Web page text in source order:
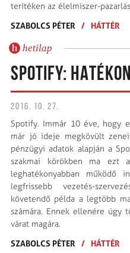
terítéken az élelmiszer-
SZABOLCS PÉTER
/ HÁTTÉR
hetilap
SPOTIFY:
2016. 10. 27.
Spotify. Immár 10 éve, hogy
már jó ideje megkövült
pénzügyi adatok alapján a
szakmai körökben ma ezt
leghatékonyabban működő
legfrissebb vezetés-
követendő példa a legtöbb
számára. Ennek ellenére úgy
várat magára.
SZABOLCS PÉTER
/ HÁTTÉR